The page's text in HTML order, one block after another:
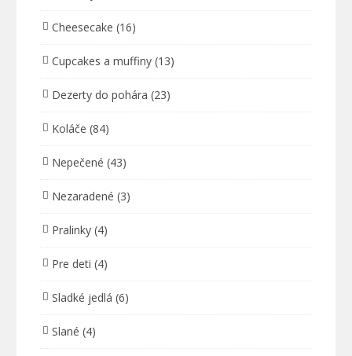
Cheesecake (16)
Cupcakes a muffiny (13)
Dezerty do pohára (23)
Koláče (84)
Nepečené (43)
Nezaradené (3)
Pralinky (4)
Pre deti (4)
Sladké jedlá (6)
Slané (4)